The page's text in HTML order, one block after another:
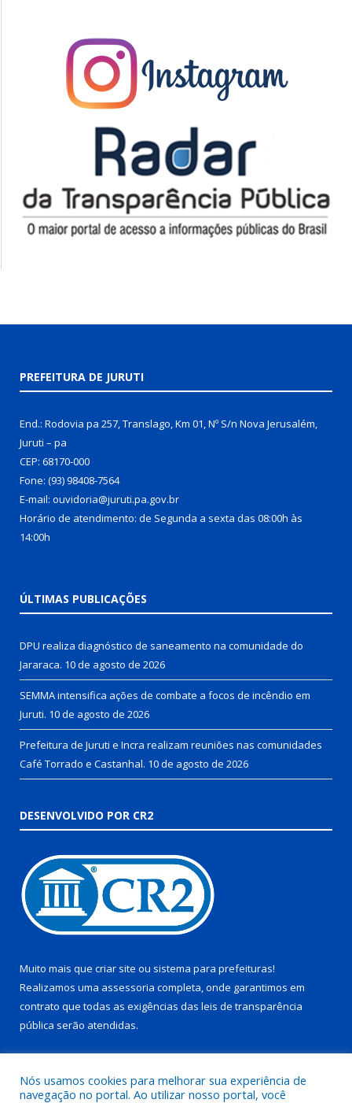
PREFEITURA DE JURUTI
End.: Rodovia pa 257, Translago, Km 01, Nº S/n Nova Jerusalém,
Juruti – pa
CEP: 68170-000
Fone: (93) 98408-7564
E-mail: ouvidoria@juruti.pa.gov.br
Horário de atendimento: de Segunda a sexta das 08:00h às
14:00h
ÚLTIMAS PUBLICAÇÕES
DPU realiza diagnóstico de saneamento na comunidade do
Jararaca. 10 de agosto de 2026
SEMMA intensifica ações de combate a focos de incêndio em
Juruti. 10 de agosto de 2026
Prefeitura de Juruti e Incra realizam reuniões nas comunidades
Café Torrado e Castanhal. 10 de agosto de 2026
DESENVOLVIDO POR CR2
Muito mais que criar site ou sistema para prefeituras!
Realizamos uma assessoria completa, onde garantimos em
contrato que todas as exigências das leis de transparência
pública serão atendidas.
Nós usamos cookies para melhorar sua experiência de
navegação no portal. Ao utilizar nosso portal, você